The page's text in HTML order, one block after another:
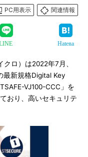
PC用表示
関連情報
Hatena
ロ）は2022年7月、
新規格Digital Key
VJ100-CCC」を
おり、高いセキュリテ